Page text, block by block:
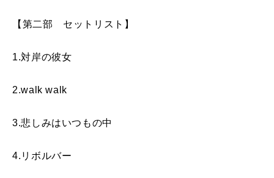
【第二部 セットリスト】
1.対岸の彼女
2.walk walk
3.悲しみはいつもの中
4.リボルバー